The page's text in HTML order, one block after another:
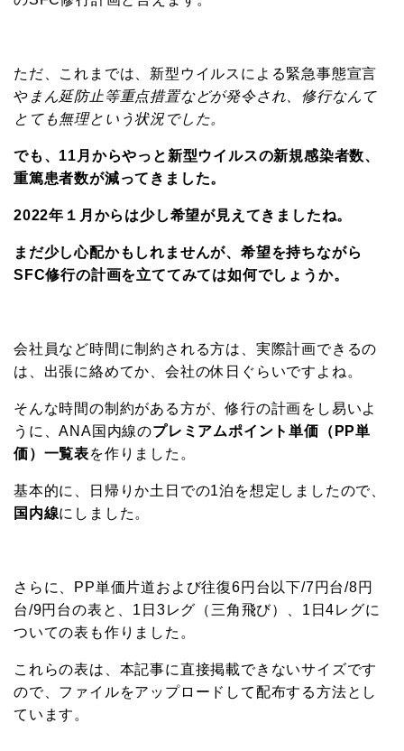
ただ、これまでは、新型ウイルスによる緊急事態宣言
や まん延防止等重点措置などが発令され、修行なんて
とても無理という状況でした。
でも、11月からやっと新型ウイルスの新規感染者数、
重篤患者数が減ってきました。
2022年１月からは少し希望が見えてきましたね。
まだ少し心配かもしれませんが、希望を持ちながら
SFC修行の計画を立ててみては如何でしょうか。
会社員など時間に制約される方は、実際計画できるの
は、出張に絡めてか、会社の休日ぐらいですよね。
そんな時間の制約がある方が、修行の計画をし易いよ
うに、ANA国内線のプレミアムポイント単価（PP単
価）一覧表を作りました。
基本的に、日帰りか土日での1泊を想定しましたので、
国内線にしました。
さらに、PP単価片道および往復6円台以下/7円台/8円
台/9円台の表と、1日3レグ（三角飛び）、1日4レグに
ついての表も作りました。
これらの表は、本記事に直接掲載できないサイズです
ので、ファイルをアップロードして配布する方法とし
ています。